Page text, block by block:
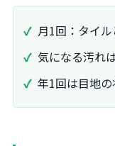
月1回：タイ
気になる汚れ
年1回は目地